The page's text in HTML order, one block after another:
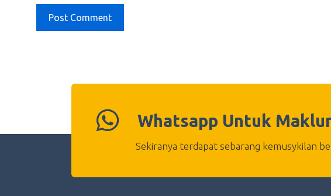
Whatsapp Untuk
Sekiranya terdapat sebarang kemusykilan